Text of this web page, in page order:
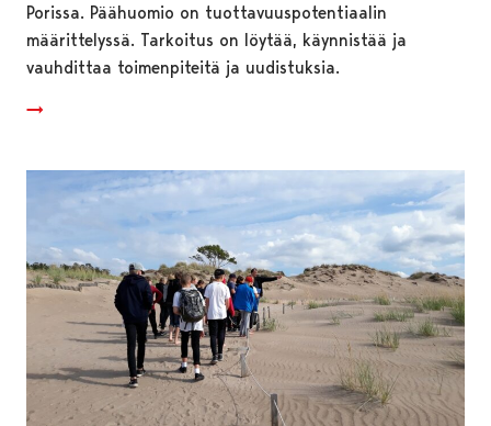
Porissa. Päähuomio on tuottavuuspotentiaalin
määrittelyssä. Tarkoitus on löytää, käynnistää ja
vauhdittaa toimenpiteitä ja uudistuksia.